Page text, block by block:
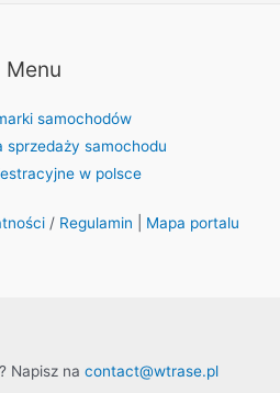
Menu
samochodów
sprzedaży samochodu
w polsce
/ Regulamin Mapa portalu
Napisz na contact@wtrase.pl